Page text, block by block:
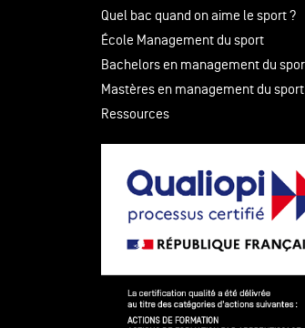
Quel bac quand on aime le sport ?
École Management du sport
Bachelors en management du
Mastères en management du sport
Ressources